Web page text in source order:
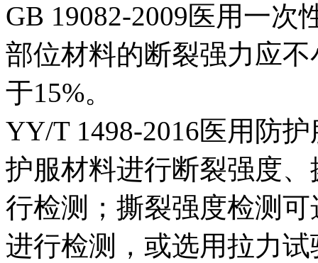
GB 19082-2009医用一
部位材料的断裂强力应
于15%。
YY/T 1498-2016医用防
护服材料进行断裂强度
行检测；撕裂强度检测
进行检测，或选用拉力